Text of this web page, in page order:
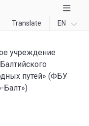
Translate EN
учреждение
путей» (ФБУ
Балт»)